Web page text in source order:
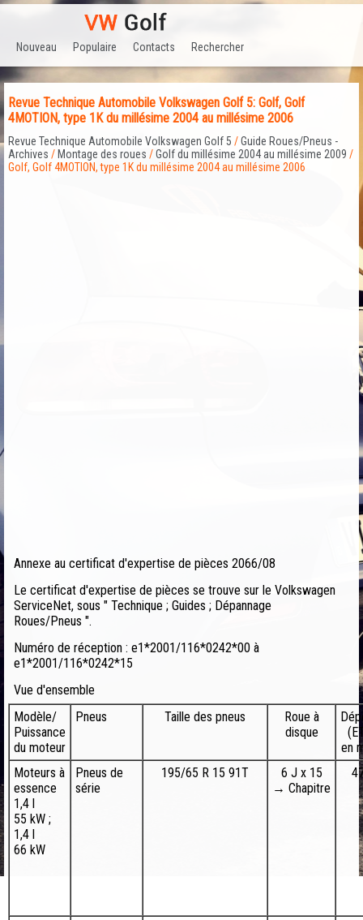
Nouveau Populaire Contacts Rechercher
Revue Technique Automobile Volkswagen Golf 5: Golf, Golf
4MOTION, type 1K du millésime 2004 au millésime 2006
Revue Technique Automobile Volkswagen Golf 5 /Guide Roues/Pneus -
Archives / Montage des roues /Golf du millésime 2004 au millésime 2009 /
Golf, Golf 4MOTION, type 1K du millésime 2004 au millésime 2006
Annexe au certificat d'expertise de pièces 2066/08
Le certificat d'expertise de pièces se trouve sur le Volkswagen
ServiceNet, sous " Technique ; Guides ; Dépannage
Roues/Pneus ".
Numéro de réception : e1*2001/116*0242*00 à
e1*2001/116*0242*15
Vue d'ensemble
Modèle/
Puissance
du moteur
Pneus Taille des pneus
Roue à
disque
en
Moteurs à
essence
1,4 l
55 kW ;
1,4 l
66 kW
Pneus de
série
195/65 R 15 91T
6 J x 15
→ Chapitre